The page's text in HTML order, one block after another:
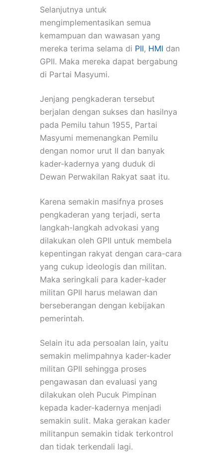
Selanjutnya untuk
mengimplementasikan semua
kemampuan dan wawasan yang
mereka terima selama di PII, HMI dan
GPII. Maka mereka dapat bergabung
di Partai Masyumi.
Jenjang pengkaderan tersebut
berjalan dengan sukses dan hasilnya
pada Pemilu tahun 1955, Partai
Masyumi memenangkan Pemilu
dengan nomor urut II dan banyak
kader-kadernya yang duduk di
Dewan Perwakilan Rakyat saat itu.
Karena semakin masifnya proses
pengkaderan yang terjadi, serta
langkah-langkah advokasi yang
dilakukan oleh GPII untuk membela
kepentingan rakyat dengan cara-cara
yang cukup ideologis dan militan.
Maka seringkali para kader-kader
militan GPII harus melawan dan
berseberangan dengan kebijakan
pemerintah.
Selain itu ada persoalan lain, yaitu
semakin melimpahnya kader-kader
militan GPII sehingga proses
pengawasan dan evaluasi yang
dilakukan oleh Pucuk Pimpinan
kepada kader-kadernya menjadi
semakin sulit. Maka gerakan kader
militanpun semakin tidak terkontrol
dan tidak terkendali lagi.